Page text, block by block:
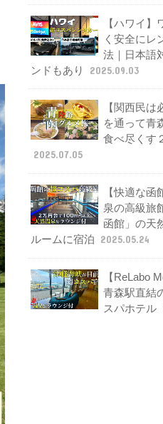
【ハワイ】
く安全にレ
法｜日本語
ンドもあり
2025.09.03
【関西民
を通って青
食べ尽くす
2025.07.05
【快適な函
泉の高級旅
函館」の天
ルームに宿泊
2025.05.24
【ReLabo
青森駅直結
スパホテル